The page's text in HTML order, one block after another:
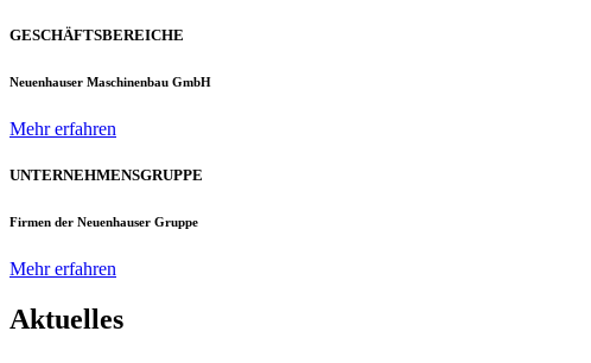
GESCHÄFTSBEREICHE
Neuenhauser Maschinenbau GmbH
Mehr erfahren
UNTERNEHMENSGRUPPE
Firmen der Neuenhauser Gruppe
Mehr erfahren
Aktuelles